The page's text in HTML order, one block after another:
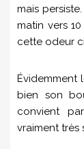
mais
matin vers
cette odeur
Évidemment
bien son
convient
vraiment très